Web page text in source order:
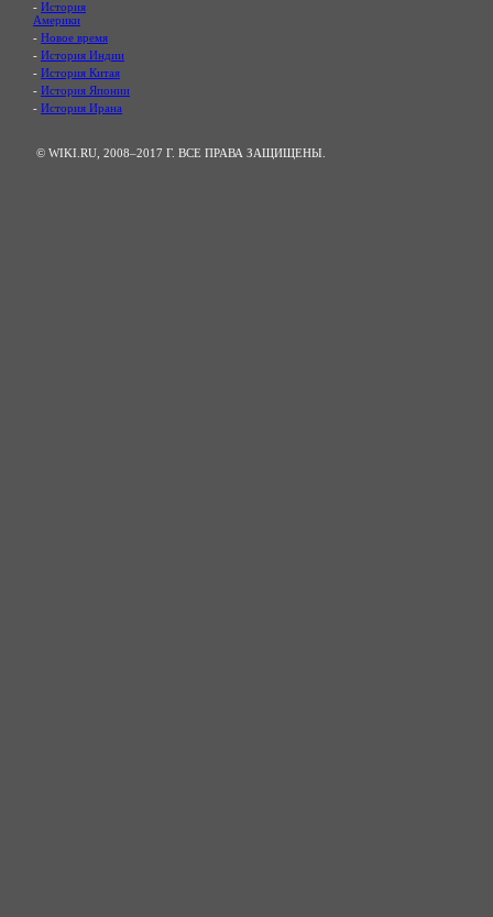
- История
Америки
- Новое время
- История Индии
- История Китая
- История Японии
- История Ирана
© WIKI.RU, 2008–2017 Г. ВСЕ ПРАВА ЗАЩИЩЕНЫ.